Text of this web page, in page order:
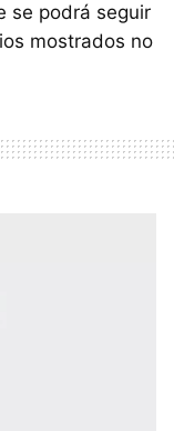
se podrá seguir
mostrados no